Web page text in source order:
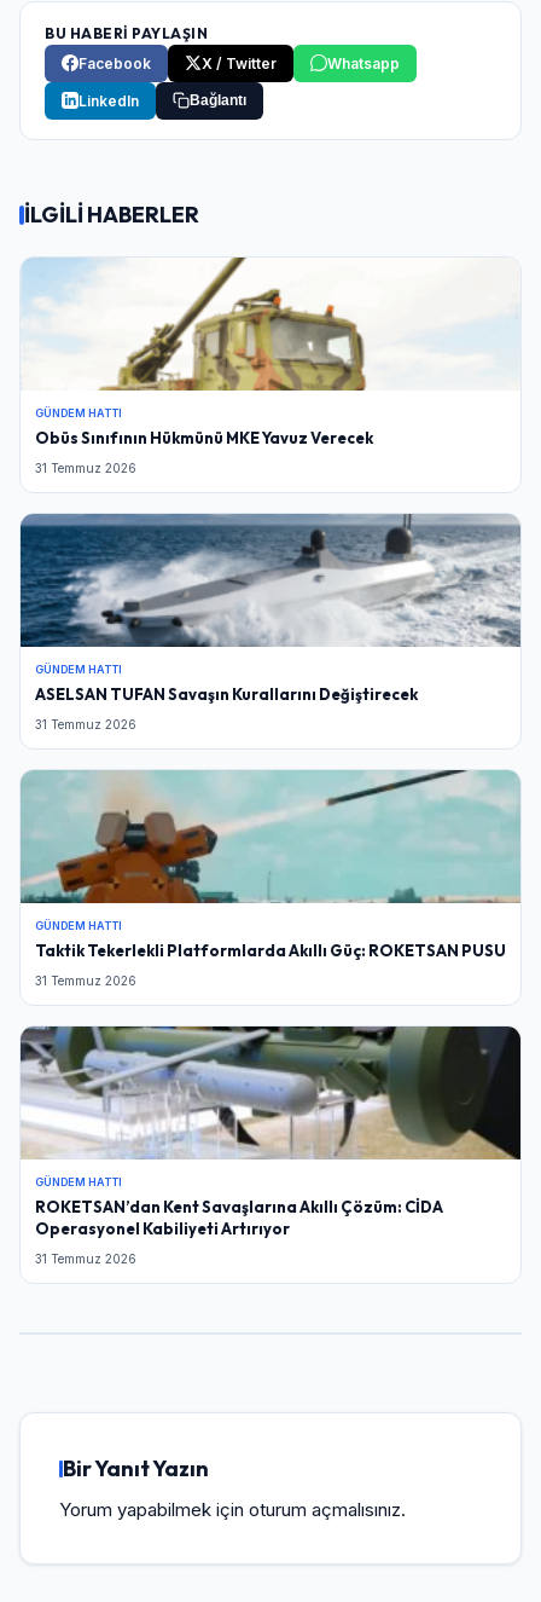
BU HABERİ PAYLAŞIN
Facebook
X / Twitter Whatsapp
LinkedIn Bağlantı
İLGİLİ HABERLER
GÜNDEM HATTI
Obüs Sınıfının Hükmünü MKE Yavuz Verecek
31 Temmuz 2026
GÜNDEM HATTI
ASELSAN TUFAN Savaşın Kurallarını Değiştirecek
31 Temmuz 2026
GÜNDEM HATTI
Taktik Tekerlekli Platformlarda Akıllı Güç: ROKETSAN PUSU
31 Temmuz 2026
GÜNDEM HATTI
ROKETSAN’dan Kent Savaşlarına Akıllı Çözüm: CİDA
Operasyonel Kabiliyeti Artırıyor
31 Temmuz 2026
Bir Yanıt Yazın
Yorum yapabilmek için oturum açmalısınız.